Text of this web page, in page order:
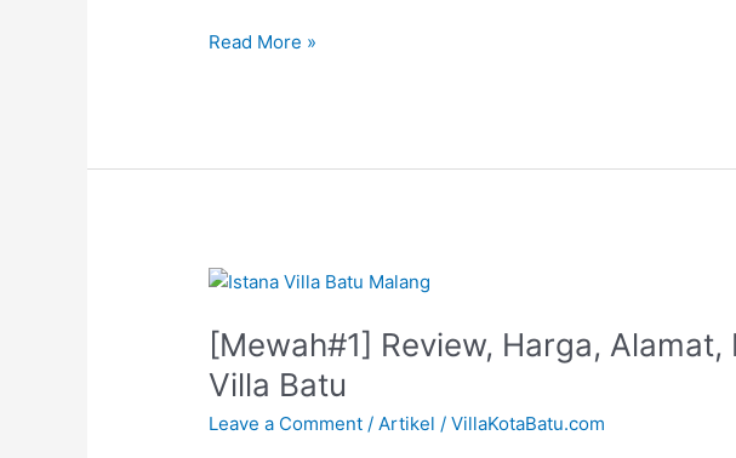
Read More »
[Mewah#1] Review, Harga, Alamat,
Villa Batu
Leave a Comment /Artikel /VillaKotaBatu.com
[Mewah#1]
Harga,
Alamat,
No
Telp